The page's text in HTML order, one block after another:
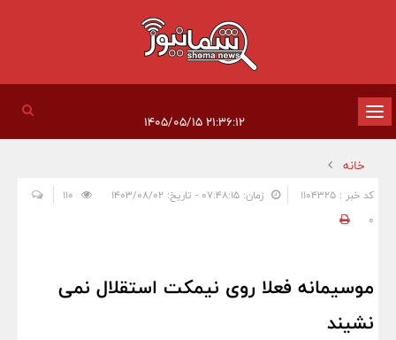
تغییر
وضعیت
ناوبری
۲۱:۳۶:۱۲ ۱۴۰۵/۰۵/۱۵
خانه
کد خبر : 1104325 زمان: ۰۷:۴۸:۱۵ - تاریخ: ۱۴۰۳/۰۸/۰۲
0
موسیمانه فعلا روی نیمکت استقلال نمی
نشیند